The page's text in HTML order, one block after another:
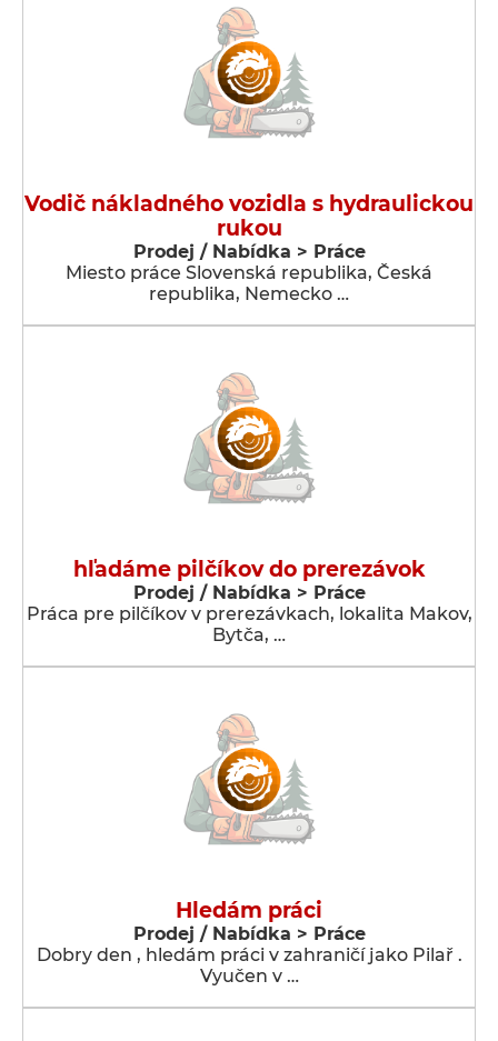
Vodič nákladného vozidla s hydraulickou
rukou
Prodej / Nabídka > Práce
Miesto práce Slovenská republika, Česká
republika, Nemecko …
hľadáme pilčíkov do prerezávok
Prodej / Nabídka > Práce
Práca pre pilčíkov v prerezávkach, lokalita Makov,
Bytča, …
Hledám práci
Prodej / Nabídka > Práce
Dobry den , hledám práci v zahraničí jako Pilař .
Vyučen v …